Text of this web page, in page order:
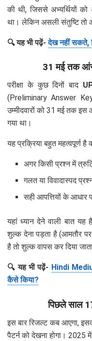
की थी, जिससे अभ्यर्थियों
था। लेकिन असली संतुष्टि तो
🔍 यह भी पढ़ें-देख नहीं सकते,
31 मई तक
परीक्षा के कुछ दिनों बाद
(Preliminary Answer
उम्मीदवारों को 31 मई तक इस
गया था।
यह प्रक्रिया बहुत महत्वपूर्ण है
अगर किसी प्रश्न में
गलत या विवादास्पद
सही आपत्तियों के आधार
यहां ध्यान देने वाली बात
शुल्क देना पड़ता है (आमतौर
है तो शुल्क वापस कर दिया
🔍 यह भी पढ़ें- Hindi
कैसे किया?
पिछले साल
इस बार रिजल्ट कब आएगा,
पैटर्न को देखना होगा। 2025